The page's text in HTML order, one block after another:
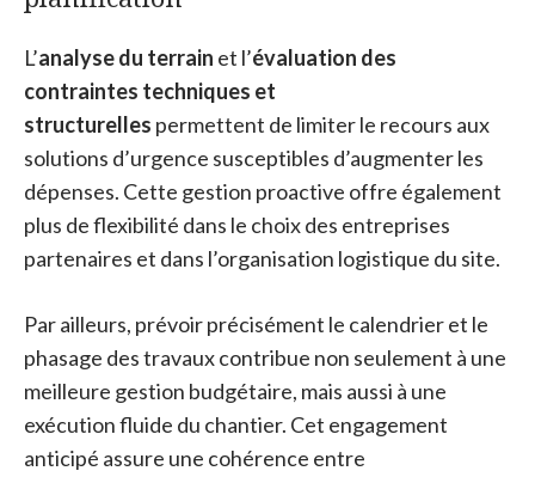
L’analyse du terrain et l’évaluation des
contraintes techniques et
structurelles permettent de limiter le recours aux
solutions d’urgence susceptibles d’augmenter les
dépenses. Cette gestion proactive offre également
plus de flexibilité dans le choix des entreprises
partenaires et dans l’organisation logistique du site.
Par ailleurs, prévoir précisément le calendrier et le
phasage des travaux contribue non seulement à une
meilleure gestion budgétaire, mais aussi à une
exécution fluide du chantier. Cet engagement
anticipé assure une cohérence entre